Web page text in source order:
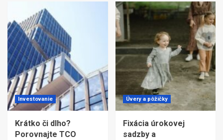
Investovanie
Krátko či dlho?
Porovnajte TCO
Úvery a pôžičky
Fixácia úrokovej
sadzby a